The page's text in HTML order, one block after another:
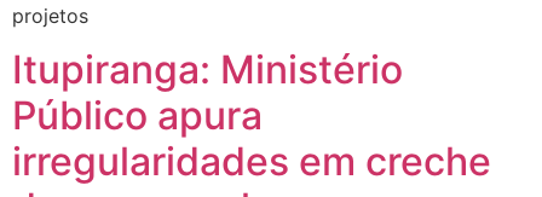
projetos
Itupiranga: Ministério
Público apura
irregularidades em creche